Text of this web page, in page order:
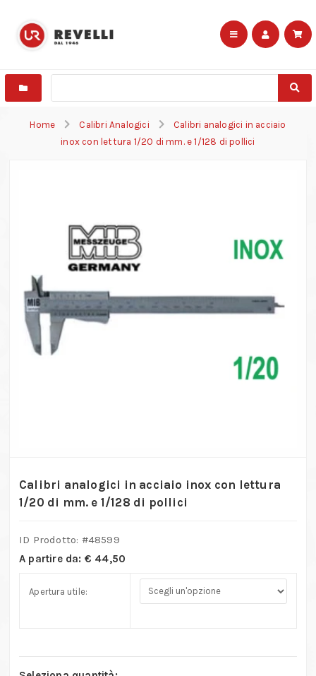
Home Calibri Analogici
Calibri analogici in acciaio
inox con lettura 1/20 di mm. e 1/128 di pollici
Calibri analogici in acciaio inox con lettura
1/20 di mm. e 1/128 di pollici
ID Prodotto: #48599
A partire da: € 44,50
Apertura utile: